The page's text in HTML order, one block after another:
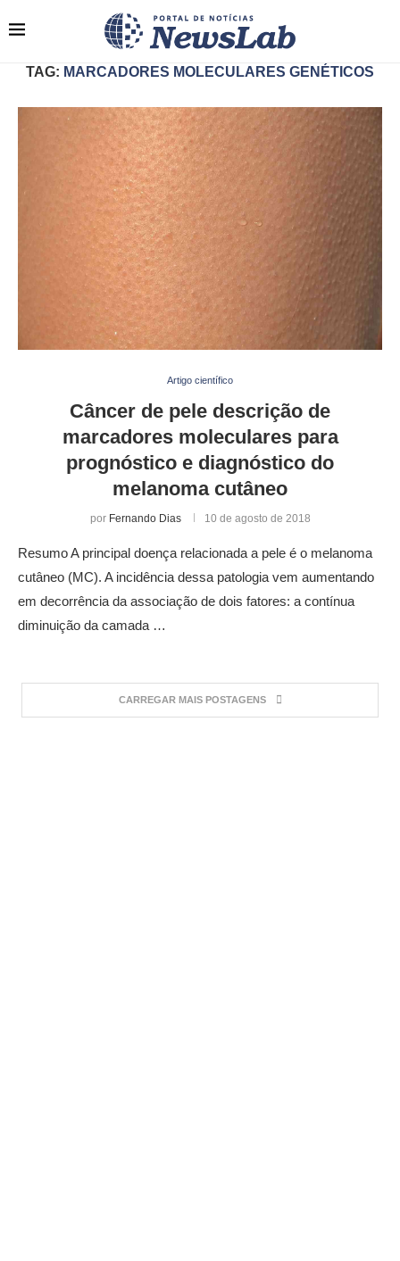
TAG: MARCADORES MOLECULARES GENÉTICOS
Artigo científico
Câncer de pele descrição de
marcadores moleculares para
prognóstico e diagnóstico do
melanoma cutâneo
por Fernando Dias 10 de agosto de 2018
Resumo A principal doença relacionada a pele é o melanoma
cutâneo (MC). A incidência dessa patologia vem aumentando
em decorrência da associação de dois fatores: a contínua
diminuição da camada …
CARREGAR MAIS POSTAGENS